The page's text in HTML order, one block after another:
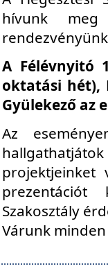
hívunk
A Félévnyitó
oktatási hét),
Gyülekező az
Az
Szakosztály
Várunk